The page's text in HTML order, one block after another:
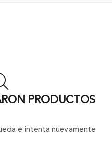
PRODUCTOS
e intenta nuevamente